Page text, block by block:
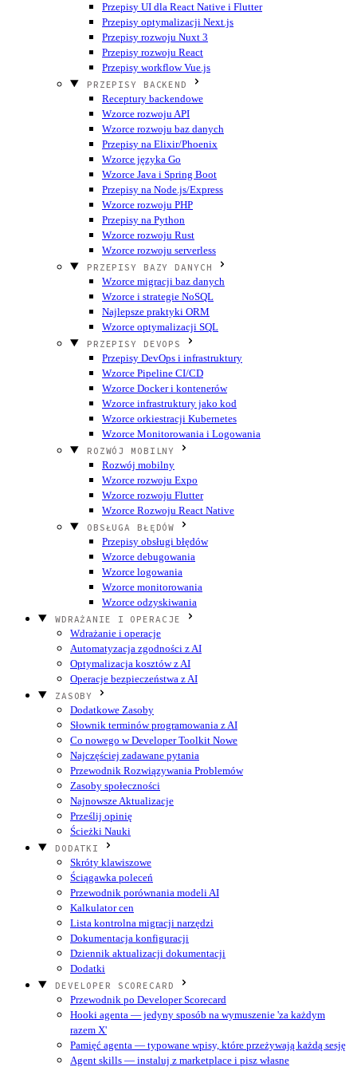
Przepisy UI dla React Native i Flutter
Przepisy optymalizacji Next.js
Przepisy rozwoju Nuxt 3
Przepisy rozwoju React
Przepisy workflow Vue.js
PRZEPISY BACKEND
Receptury backendowe
Wzorce rozwoju API
Wzorce rozwoju baz danych
Przepisy na Elixir/Phoenix
Wzorce języka Go
Wzorce Java i Spring Boot
Przepisy na Node.js/Express
Wzorce rozwoju PHP
Przepisy na Python
Wzorce rozwoju Rust
Wzorce rozwoju serverless
PRZEPISY BAZY DANYCH
Wzorce migracji baz danych
Wzorce i strategie NoSQL
Najlepsze praktyki ORM
Wzorce optymalizacji SQL
PRZEPISY DEVOPS
Przepisy DevOps i infrastruktury
Wzorce Pipeline CI/CD
Wzorce Docker i kontenerów
Wzorce infrastruktury jako kod
Wzorce orkiestracji Kubernetes
Wzorce Monitorowania i Logowania
ROZWÓJ MOBILNY
Rozwój mobilny
Wzorce rozwoju Expo
Wzorce rozwoju Flutter
Wzorce Rozwoju React Native
OBSŁUGA BŁĘDÓW
Przepisy obsługi błędów
Wzorce debugowania
Wzorce logowania
Wzorce monitorowania
Wzorce odzyskiwania
WDRAŻANIE I OPERACJE
Wdrażanie i operacje
Automatyzacja zgodności z AI
Optymalizacja kosztów z AI
Operacje bezpieczeństwa z AI
ZASOBY
Dodatkowe Zasoby
Słownik terminów programowania z AI
Co nowego w Developer Toolkit Nowe
Najczęściej zadawane pytania
Przewodnik Rozwiązywania Problemów
Zasoby społeczności
Najnowsze Aktualizacje
Prześlij opinię
Ścieżki Nauki
DODATKI
Skróty klawiszowe
Ściągawka poleceń
Przewodnik porównania modeli AI
Kalkulator cen
Lista kontrolna migracji narzędzi
Dokumentacja konfiguracji
Dziennik aktualizacji dokumentacji
Dodatki
DEVELOPER SCORECARD
Przewodnik po Developer Scorecard
Hooki agenta — jedyny sposób na wymuszenie 'za każdym
razem X'
Pamięć agenta — typowane wpisy, które przeżywają każdą sesję
Agent skills — instaluj z marketplace i pisz własne